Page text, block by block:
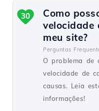
Como
velocidade
meu site?
Perguntas
O problema de
velocidade de
causas. Leia
informações!
30